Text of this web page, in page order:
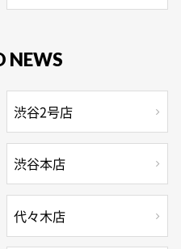
NEWS
渋谷2号店
渋谷本店
代々木店